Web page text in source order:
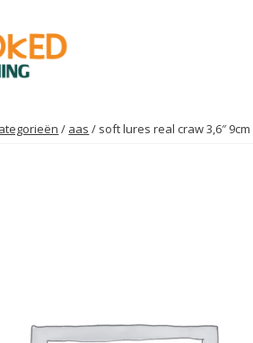
/ aas / soft lures real craw 3,6″